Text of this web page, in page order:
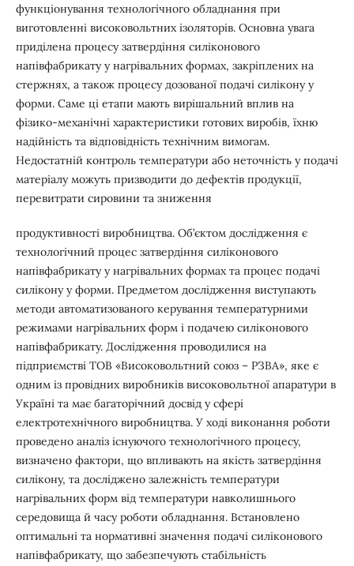
функціонування технологічного обладнання при
виготовленні високовольтних ізоляторів. Основна увага
приділена процесу затвердіння силіконового
напівфабрикату у нагрівальних формах, закріплених на
стержнях, а також процесу дозованої подачі силікону у
форми. Саме ці етапи мають вирішальний вплив на
фізико-механічні характеристики готових виробів, їхню
надійність та відповідність технічним вимогам.
Недостатній контроль температури або неточність у подачі
матеріалу можуть призводити до дефектів продукції,
перевитрати сировини та зниження
продуктивності виробництва. Об’єктом дослідження є
технологічний процес затвердіння силіконового
напівфабрикату у нагрівальних формах та процес подачі
силікону у форми. Предметом дослідження виступають
методи автоматизованого керування температурними
режимами нагрівальних форм і подачею силіконового
напівфабрикату. Дослідження проводилися на
підприємстві ТОВ «Високовольтний союз – РЗВА», яке є
одним із провідних виробників високовольтної апаратури в
Україні та має багаторічний досвід у сфері
електротехнічного виробництва. У ході виконання роботи
проведено аналіз існуючого технологічного процесу,
визначено фактори, що впливають на якість затвердіння
силікону, та досліджено залежність температури
нагрівальних форм від температури навколишнього
середовища й часу роботи обладнання. Встановлено
оптимальні та нормативні значення подачі силіконового
напівфабрикату, що забезпечують стабільність